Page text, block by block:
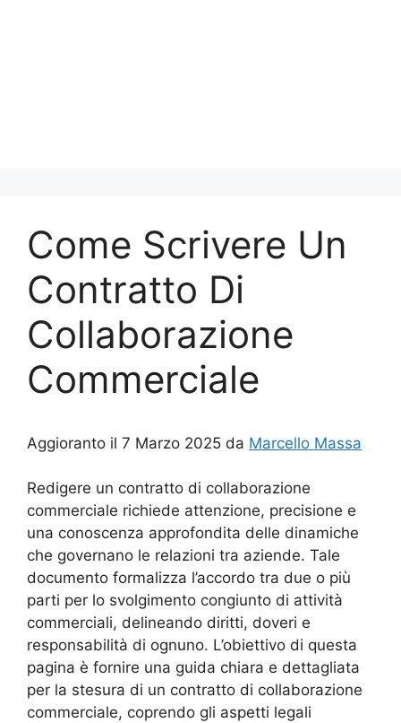
Come Scrivere Un
Contratto Di
Collaborazione
Commerciale
Aggioranto il 7 Marzo 2025 da Marcello Massa
Redigere un contratto di collaborazione
commerciale richiede attenzione, precisione e
una conoscenza approfondita delle dinamiche
che governano le relazioni tra aziende. Tale
documento formalizza l’accordo tra due o più
parti per lo svolgimento congiunto di attività
commerciali, delineando diritti, doveri e
responsabilità di ognuno. L’obiettivo di questa
pagina è fornire una guida chiara e dettagliata
per la stesura di un contratto di collaborazione
commerciale, coprendo gli aspetti legali